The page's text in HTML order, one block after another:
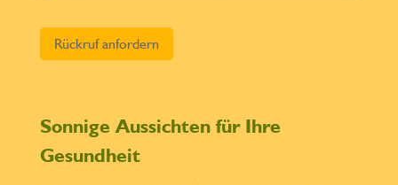
Sonnige Aussichten für Ihre
Gesundheit